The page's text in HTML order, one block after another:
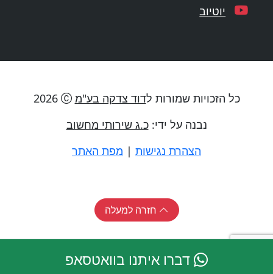
יוטיוב
כל הזכויות שמורות לדוד צדקה בע"מ
2026
נבנה על ידי:כ.ג שירותי מחשוב
הצהרת נגישות | מפת האתר
חזרה למעלה
דברו איתנו בוואטסאפ